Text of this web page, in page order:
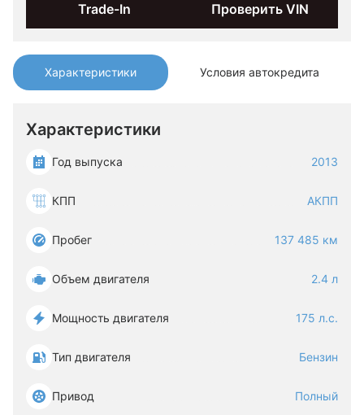
Характеристики Условия автокредита
Характеристики
Год выпуска 2013
КПП АКПП
Пробег 137 485 км
Объем двигателя 2.4 л
Мощность двигателя 175 л.с.
Тип двигателя Бензин
Привод Полный
Trade-In Проверить VIN